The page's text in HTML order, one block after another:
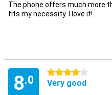
The phone offers much more
fits my necessity. I love it!
8.0
4 stars
Very good